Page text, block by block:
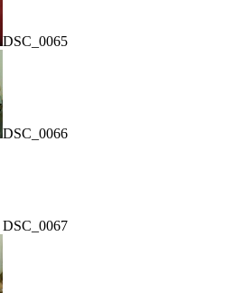
DSC_0065
DSC_0066
DSC_0067